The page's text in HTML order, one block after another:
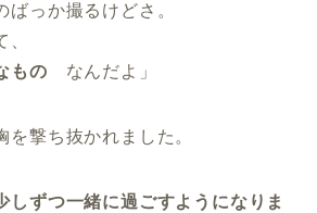
ばっか撮るけどさ。
もの なんだよ」
を撃ち抜かれました。
しずつ一緒に過ごすようになりま